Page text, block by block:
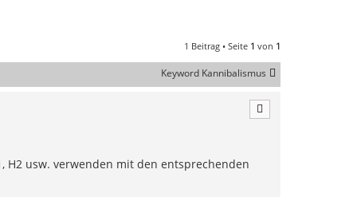
1 Beitrag • Seite 1 von 1
Keyword Kannibalismus
H2 usw. verwenden mit den entsprechenden